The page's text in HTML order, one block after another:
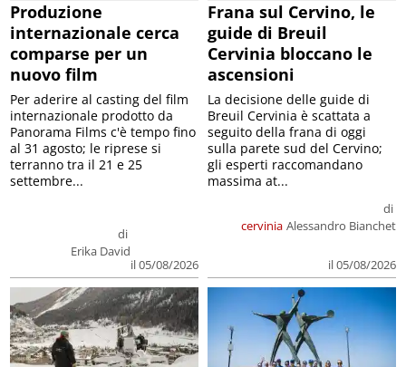
Produzione
internazionale cerca
comparse per un
nuovo film
di
Erika David
il 05/08/2026
Per aderire al casting del film
internazionale prodotto da
Panorama Films c'è tempo fino
al 31 agosto; le riprese si
terranno tra il 21 e 25
settembre...
Frana sul Cervino, le
guide di Breuil
Cervinia bloccano le
ascensioni
cervinia
di
Alessandro Bianchet
il 05/08/2026
La decisione delle guide di
Breuil Cervinia è scattata a
seguito della frana di oggi
sulla parete sud del Cervino;
gli esperti raccomandano
massima at...